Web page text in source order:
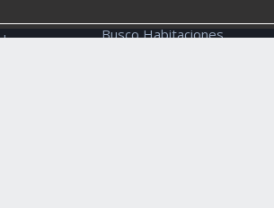
que
Busco Habitaciones